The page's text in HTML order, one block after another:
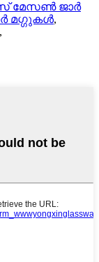
മേസൺ ജാർ
മഗ്ഗുകൾ,
,